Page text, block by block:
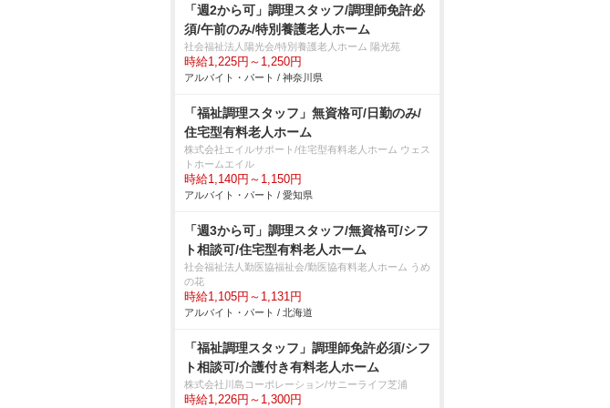
「週2から可」調理スタッフ/調理師免許必
須/午前のみ/特別養護老人ホーム
社会福祉法人陽光会/特別養護老人ホーム 陽光苑
時給1,225円～1,250円
アルバイト・パート / 神奈川県
「福祉調理スタッフ」無資格可/日勤のみ/
住宅型有料老人ホーム
株式会社エイルサポート/住宅型有料老人ホーム ウェス
トホームエイル
時給1,140円～1,150円
アルバイト・パート / 愛知県
「週3から可」調理スタッフ/無資格可/シフ
ト相談可/住宅型有料老人ホーム
社会福祉法人勤医協福祉会/勤医協有料老人ホーム うめ
の花
時給1,105円～1,131円
アルバイト・パート / 北海道
「福祉調理スタッフ」調理師免許必須/シフ
ト相談可/介護付き有料老人ホーム
株式会社川島コーポレーション/サニーライフ芝浦
時給1,226円～1,300円